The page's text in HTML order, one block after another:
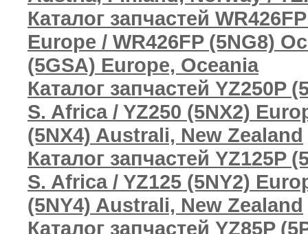
Каталог запчастей
Europe / WR426FP (5NG8)
(5GSA) Europe, Oceania
Каталог запчастей YZ250P
S. Africa / YZ250 (5NX2)
(5NX4) Australi, New Zealand
Каталог запчастей YZ125P
S. Africa / YZ125 (5NY2)
(5NY4) Australi, New Zealand
Каталог запчастей YZ85P